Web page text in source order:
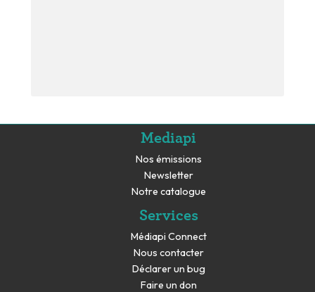
Mediapi
Nos émissions
Newsletter
Notre catalogue
Services
Médiapi Connect
Nous contacter
Déclarer un bug
Faire un don